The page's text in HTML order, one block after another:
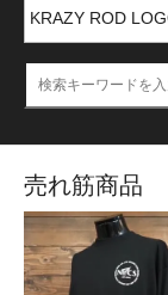
売れ筋商品